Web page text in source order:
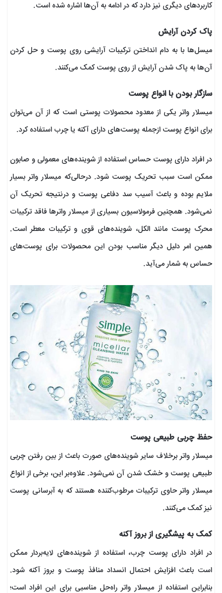
کاربردهای دیگری نیز دارد که در ادامه به آن‌ها اشاره شده است.
پاک کردن آرایش
میسل‌ها با به دام انداختن ترکیبات آرایشی روی پوست و حل کردن
آن‌ها به پاک شدن آرایش از روی پوست کمک می‌کنند.
سازگار بودن با انواع پوست
میسلار واتر یکی از معدود محصولات پوستی است که از آن می‌توان
برای انواع پوست ازجمله پوست‌های دارای آکنه یا چرب استفاده کرد.
در افراد دارای پوست حساس استفاده از شوینده‌های معمولی و صابون
ممکن است سبب تحریک پوست شود. درحالی‌که میسلار واتر بسیار
ملایم بوده و باعث آسیب سد دفاعی پوست و درنتیجه تحریک آن
نمی‌شود. همچنین فرمولاسیون بسیاری از میسلار واترها فاقد ترکیبات
محرک پوست مانند الکل، شوینده‌های قوی و ترکیبات معطر است.
همین امر دلیل دیگر مناسب بودن این محصولات برای پوست‌های
حساس به شمار می‌آید.
حفظ چربی طبیعی پوست
میسلار واتر برخلاف سایر شوینده‌های صورت باعث از بین رفتن چربی
طبیعی پوست و خشک شدن آن نمی‌شود. علاوه‌بر این، برخی از انواع
میسلار واتر حاوی ترکیبات مرطوب‌کننده هستند که به آبرسانی پوست
نیز کمک می‌کنند.
کمک به پیشگیری از بروز آکنه
در افراد دارای پوست چرب، استفاده از شوینده‌های لایه‌بردار ممکن
است باعث افزایش احتمال انسداد منافذ پوست و بروز آکنه شود.
بنابراین استفاده از میسلار واتر راه‌حل مناسبی برای این افراد است؛